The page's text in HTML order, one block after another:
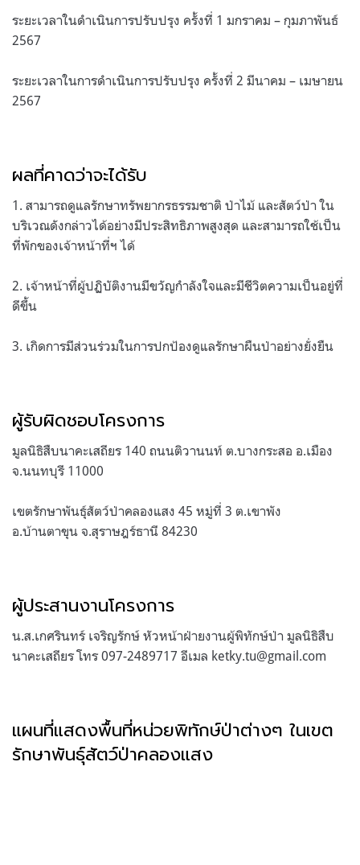
ระยะเวลาในดำเนินการปรับปรุง ครั้งที่ 1 มกราคม – กุมภาพันธ์
2567
ระยะเวลาในการดำเนินการปรับปรุง ครั้งที่ 2 มีนาคม – เมษายน
2567
ผลที่คาดว่าจะได้รับ
1. สามารถดูแลรักษาทรัพยากรธรรมชาติ ป่าไม้ และสัตว์ป่า ใน
บริเวณดังกล่าวได้อย่างมีประสิทธิภาพสูงสุด และสามารถใช้เป็น
ที่พักของเจ้าหน้าที่ฯ ได้
2. เจ้าหน้าที่ผู้ปฏิบัติงานมีขวัญกำลังใจและมีชีวิตความเป็นอยู่ที่
ดีขึ้น
3. เกิดการมีส่วนร่วมในการปกป้องดูแลรักษาผืนป่าอย่างยั่งยืน
ผู้รับผิดชอบโครงการ
มูลนิธิสืบนาคะเสถียร 140 ถนนติวานนท์ ต.บางกระสอ อ.เมือง
จ.นนทบุรี 11000
เขตรักษาพันธุ์สัตว์ป่าคลองแสง 45 หมู่ที่ 3 ต.เขาพัง
อ.บ้านตาขุน จ.สุราษฎร์ธานี 84230
ผู้ประสานงานโครงการ
น.ส.เกศรินทร์ เจริญรักษ์ หัวหน้าฝ่ายงานผู้พิทักษ์ป่า มูลนิธิสืบ
นาคะเสถียร โทร 097-2489717 อีเมล ketky.tu@gmail.com
แผนที่แสดงพื้นที่หน่วยพิทักษ์ป่าต่างๆ ในเขต
รักษาพันธุ์สัตว์ป่าคลองแสง